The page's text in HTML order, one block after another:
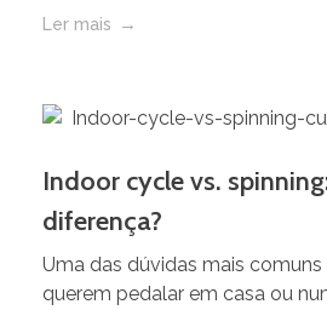
Ler mais
Indoor cycle vs.
diferença?
Uma das dúvidas mais
querem pedalar em casa ou